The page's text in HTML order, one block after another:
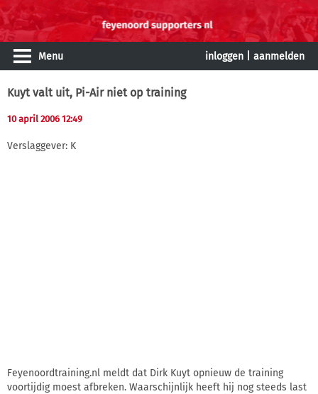
Menu inloggen aanmelden
Kuyt valt uit, Pi-Air niet op training
10 april 2006 12:49
Verslaggever: K
Feyenoordtraining.nl meldt dat Dirk Kuyt opnieuw de training
voortijdig moest afbreken. Waarschijnlijk heeft hij nog steeds last